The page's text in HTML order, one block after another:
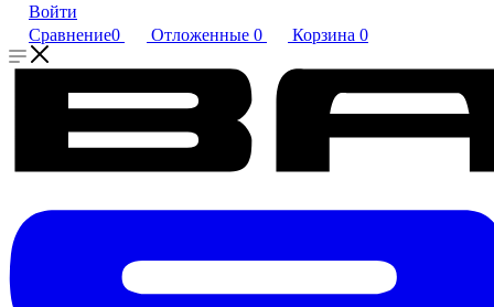
Войти
Сравнение0 Отложенные 0 Корзина 0